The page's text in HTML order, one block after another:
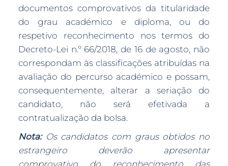
documentos comprovativos da titularidade
do grau académico e diploma, ou do
respetivo reconhecimento nos termos do
Decreto-Lei n.º 66/2018, de 16 de agosto, não
correspondam às classificações atribuídas na
avaliação do percurso académico e possam,
consequentemente, alterar a seriação do
candidato, não será efetivada a
contratualização da bolsa.
Nota:Os candidatos com graus obtidos no
estrangeiro deverão apresentar
comprovativo do reconhecimento das